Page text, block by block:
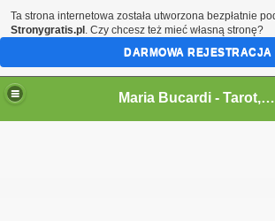
Maria
Maria Bucardi - Tarot,wrozka,wrozba,wrozenie,magia milosna,jasnowidz,rytualy magiczne,karty,talizmany,amulety,wampiry en
Ta strona internetowa została utworzona bezpłatnie
Stronygratis.pl . Czy chcesz też mieć własną stronę?
DARMOWA REJESTRACJA